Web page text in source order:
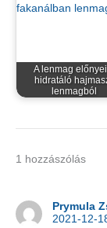
A lenmag
hidratáló
lenmagból
1 hozzászólás
Prymula
2021-12-